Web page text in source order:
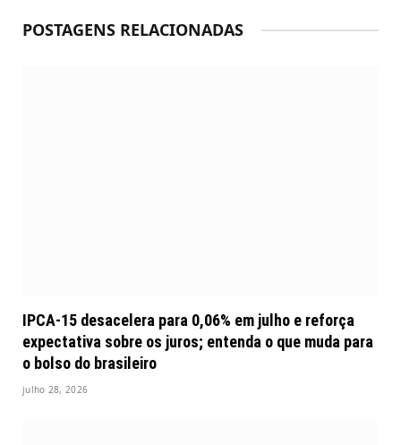
POSTAGENS RELACIONADAS
IPCA-15 desacelera para 0,06% em julho e reforça
expectativa sobre os juros; entenda o que muda para
o bolso do brasileiro
julho 28, 2026